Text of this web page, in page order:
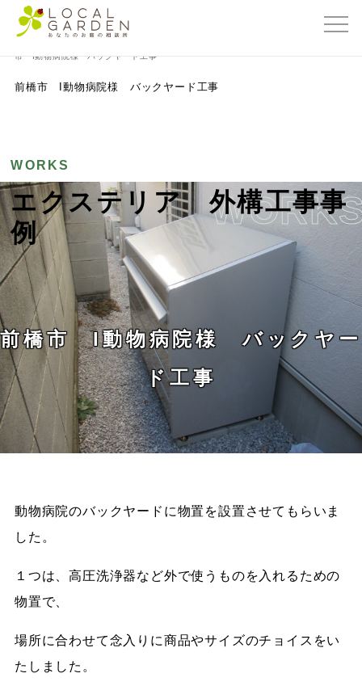
群馬県前橋市の外構・エクステリア専門店ローカルガーデン
市 I動物病院様 バックヤード工事
前橋市 I動物病院様 バックヤード工事
WORKS
エクステリア 外構工事事
例
前橋市 I動物病院様 バックヤー
ド工事
動物病院のバックヤードに物置を設置させてもらいま
した。
１つは、高圧洗浄器など外で使うものを入れるための
物置で、
場所に合わせて念入りに商品やサイズのチョイスをい
たしました。